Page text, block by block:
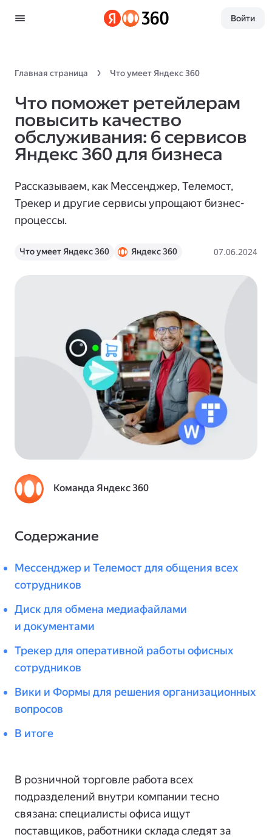
Войти
Главная страница Что умеет Яндекс 360
Что поможет ретейлерам
повысить качество
обслуживания: 6 сервисов
Яндекс 360 для бизнеса
Рассказываем, как Мессенджер, Телемост,
Трекер и другие сервисы упрощают бизнес-
процессы.
Что умеет Яндекс 360 Яндекс 360 07.06.2024
Команда Яндекс 360
Содержание
Мессенджер и Телемост для общения всех
сотрудников
Диск для обмена медиафайлами
и документами
Трекер для оперативной работы офисных
сотрудников
Вики и Формы для решения организационных
вопросов
В итоге
В розничной торговле работа всех
подразделений внутри компании тесно
связана: специалисты офиса ищут
поставщиков, работники склада следят за